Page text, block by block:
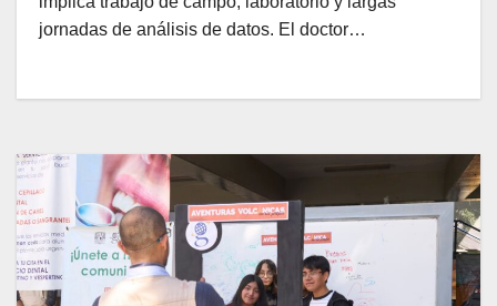
jornadas de análisis de datos. El doctor…